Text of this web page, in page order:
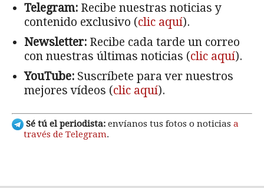
Telegram: Recibe nuestras noticias y
contenido exclusivo (clic aquí).
Newsletter: Recibe cada tarde un correo
con nuestras últimas noticias (clic aquí).
YouTube: Suscríbete para ver nuestros
mejores vídeos (clic aquí).
Sé tú el periodista: envíanos tus fotos o noticias a
través de Telegram.